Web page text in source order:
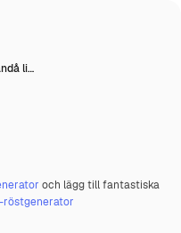
li…
och lägg till fantastiska
röstgenerator